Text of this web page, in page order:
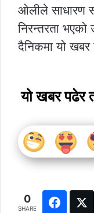
ओलीले साधारण
निरन्तरता
दैनिकमा यो
यो खबर पढेर
0
SHARE